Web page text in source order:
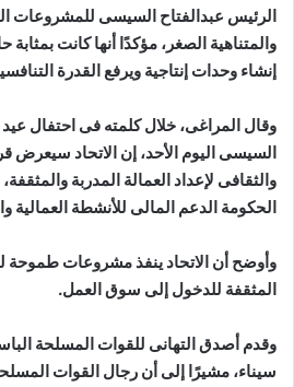
الرئيس عبدالفتاح السيسى للمشروعات
والمتناهية الصغر، مؤكدًا أنها كانت
إنشاء وحدات إنتاجية ويرفع القدرة
وقال المراغى، خلال كلمته فى احتفال
السيسى اليوم الأحد، إن الاتحاد سيعرض
والثقافى لإعداد العمالة المدربة
الحكومة الدعم المالى للأنشطة العمالية
وأوضح أن الاتحاد ينفذ مشروعات طموحة
المثقفة للدخول إلى سوق العمل.
وقدم أصدق التهانى للقوات المسلحة
سيناء، مشيرًا إلى أن رجال القوات